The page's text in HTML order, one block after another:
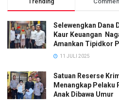
Selewengkan Dana
Kaur Keuangan
Amankan Tipidkor
11 JULI 2025
Satuan Reserse
Menangkap Pelaku
Anak Dibawa Umur